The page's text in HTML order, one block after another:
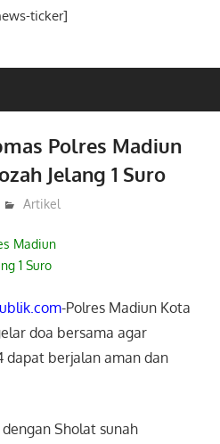
ticker]
Polres Madiun
Jelang 1 Suro
Artikel
Madiun
1 Suro
-Polres Madiun Kota
doa bersama agar
dapat berjalan aman dan
Sholat sunah